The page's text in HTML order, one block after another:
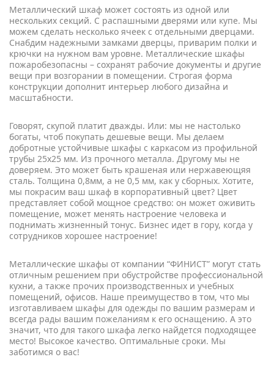
Металлический шкаф может состоять из одной или
нескольких секций. С распашными дверями или купе. Мы
можем сделать несколько ячеек с отдельными дверцами.
Снабдим надежными замками дверцы, приварим полки и
крючки на нужном вам уровне. Металлические шкафы
пожаробезопасны – сохранят рабочие документы и другие
вещи при возгорании в помещении. Строгая форма
конструкции дополнит интерьер любого дизайна и
масштабности.
Говорят, скупой платит дважды. Или: мы не настолько
богаты, чтоб покупать дешевые вещи. Мы делаем
добротные устойчивые шкафы с каркасом из профильной
трубы 25х25 мм. Из прочного металла. Другому мы не
доверяем. Это может быть крашеная или нержавеющяя
сталь. Толщина 0,8мм, а не 0,5 мм, как у сборных. Хотите,
мы покрасим ваш шкаф в корпоративный цвет? Цвет
представляет собой мощное средство: он может оживить
помещение, может менять настроение человека и
поднимать жизненный тонус. Бизнес идет в гору, когда у
сотрудников хорошее настроение!
Металлические шкафы от компании “ФИНИСТ” могут стать
отличным решением при обустройстве профессиональной
кухни, а также прочих производственных и учебных
помещений, офисов. Наше преимущество в том, что мы
изготавливаем шкафы для одежды по вашим размерам и
всегда рады вашим пожеланиям к его оснащению. А это
значит, что для такого шкафа легко найдется подходящее
место! Высокое качество. Оптимальные сроки. Мы
заботимся о вас!